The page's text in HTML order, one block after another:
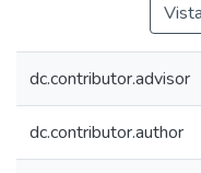
dc.contributor.advisor
dc.contributor.author